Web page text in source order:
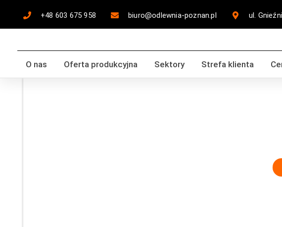
+48 603 675 958 biuro@odlewnia-poznan.pl ul.
O nas Oferta produkcyjna Sektory Strefa klienta